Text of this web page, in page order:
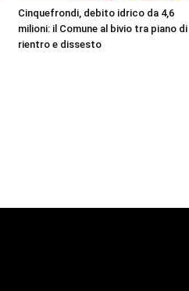
Cinquefrondi, debito idrico da 4,6
milioni: il Comune al bivio tra piano di
rientro e dissesto